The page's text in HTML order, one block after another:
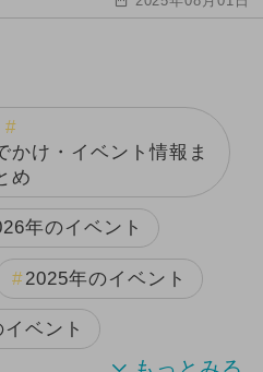
かけ・イベント情報ま
め
年のイベント
2025年のイベント
ベント